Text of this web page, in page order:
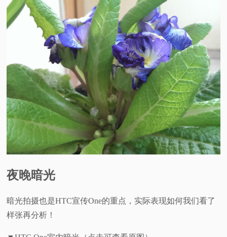
夜晚暗光
暗光拍摄也是HTC宣传One的重点，实际表现如何我们看了
样张再分析！